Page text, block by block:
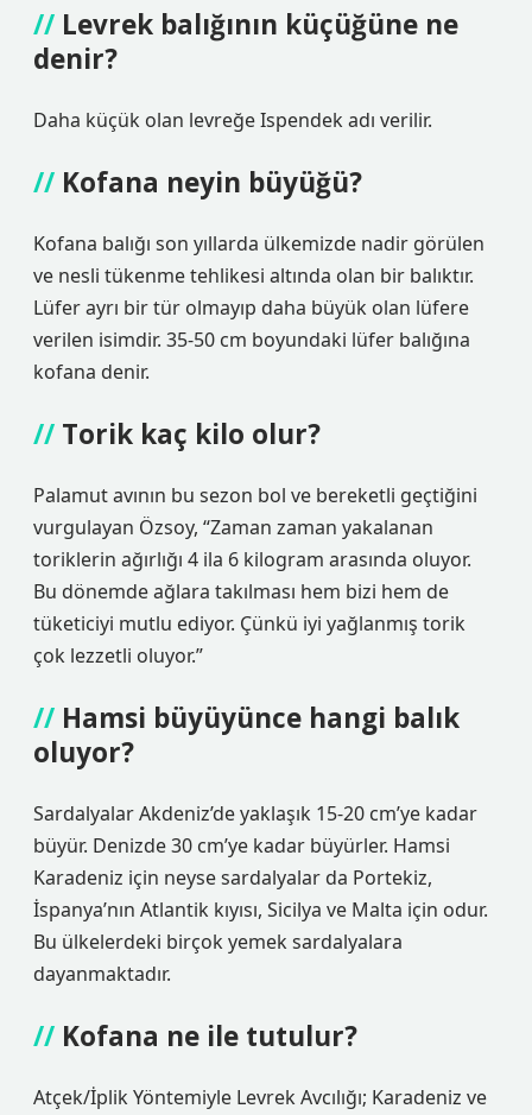
Levrek balığının küçüğüne ne
denir?
Daha küçük olan levreğe Ispendek adı verilir.
Kofana neyin büyüğü?
Kofana balığı son yıllarda ülkemizde nadir görülen
ve nesli tükenme tehlikesi altında olan bir balıktır.
Lüfer ayrı bir tür olmayıp daha büyük olan lüfere
verilen isimdir. 35-50 cm boyundaki lüfer balığına
kofana denir.
Torik kaç kilo olur?
Palamut avının bu sezon bol ve bereketli geçtiğini
vurgulayan Özsoy, “Zaman zaman yakalanan
toriklerin ağırlığı 4 ila 6 kilogram arasında oluyor.
Bu dönemde ağlara takılması hem bizi hem de
tüketiciyi mutlu ediyor. Çünkü iyi yağlanmış torik
çok lezzetli oluyor.”
Hamsi büyüyünce hangi balık
oluyor?
Sardalyalar Akdeniz’de yaklaşık 15-20 cm’ye kadar
büyür. Denizde 30 cm’ye kadar büyürler. Hamsi
Karadeniz için neyse sardalyalar da Portekiz,
İspanya’nın Atlantik kıyısı, Sicilya ve Malta için odur.
Bu ülkelerdeki birçok yemek sardalyalara
dayanmaktadır.
Kofana ne ile tutulur?
Atçek/İplik Yöntemiyle Levrek Avcılığı; Karadeniz ve